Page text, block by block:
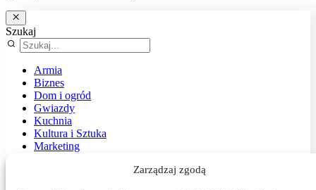
Zarządzaj zgodą
Szukaj
Armia
Biznes
Dom i ogród
Gwiazdy
Kuchnia
Kultura i Sztuka
Marketing